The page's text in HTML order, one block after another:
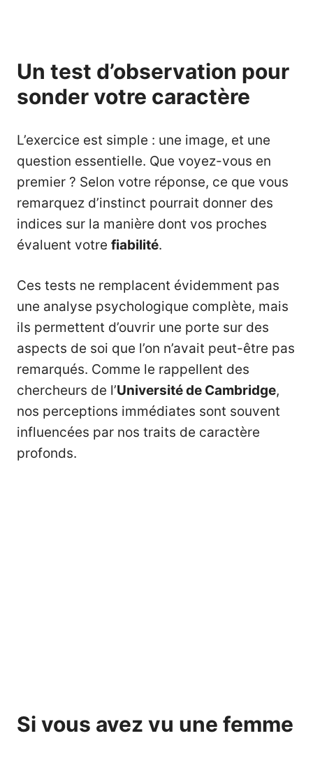
Un test d’observation pour
sonder votre caractère
L’exercice est simple : une image, et une
question essentielle. Que voyez-vous en
premier ? Selon votre réponse, ce que vous
remarquez d’instinct pourrait donner des
indices sur la manière dont vos proches
évaluent votre fiabilité.
Ces tests ne remplacent évidemment pas
une analyse psychologique complète, mais
ils permettent d’ouvrir une porte sur des
aspects de soi que l’on n’avait peut-être pas
remarqués. Comme le rappellent des
chercheurs de l’Université de Cambridge,
nos perceptions immédiates sont souvent
influencées par nos traits de caractère
profonds.
Si vous avez vu une femme